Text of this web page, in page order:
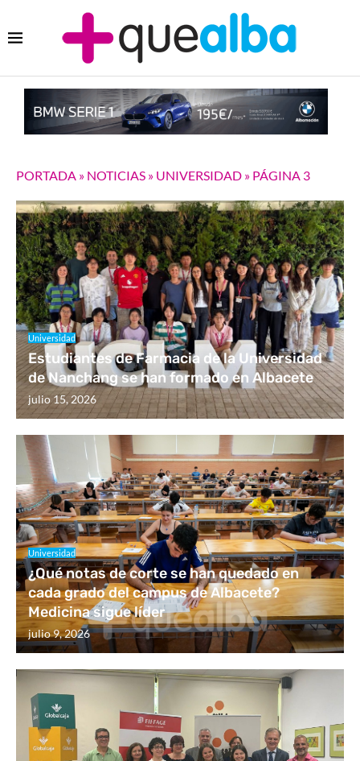
PORTADA » NOTICIAS » UNIVERSIDAD » PÁGINA 3
Universidad
Estudiantes de Farmacia de la Universidad
de Nanchang se han formado en Albacete
julio 15, 2026
Universidad
¿Qué notas de corte se han quedado en
cada grado del campus de Albacete?
Medicina sigue líder
julio 9, 2026